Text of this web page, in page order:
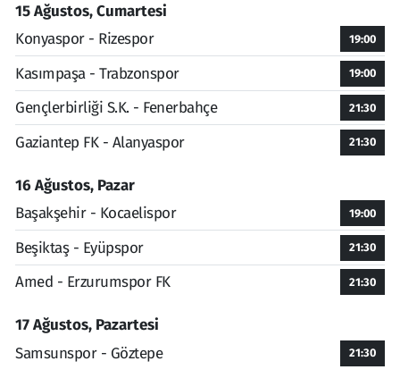
15 Ağustos, Cumartesi
Konyaspor - Rizespor
19:00
Kasımpaşa - Trabzonspor 19:00
Gençlerbirliği S.K. - Fenerbahçe 21:30
Gaziantep FK - Alanyaspor 21:30
16 Ağustos, Pazar
Başakşehir - Kocaelispor
19:00
Beşiktaş - Eyüpspor 21:30
Amed - Erzurumspor FK 21:30
17 Ağustos, Pazartesi
Samsunspor - Göztepe
21:30